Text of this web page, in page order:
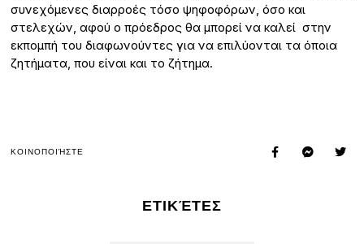
συνεχόμενες διαρροές τόσο ψηφοφόρων, όσο και
στελεχών, αφού ο πρόεδρος θα μπορεί να καλεί στην
εκπομπή του διαφωνούντες για να επιλύονται τα όποια
ζητήματα, που είναι και το ζήτημα.
ΚΟΙΝΟΠΟΙΉΣΤΕ
ΕΤΙΚΈΤΕΣ